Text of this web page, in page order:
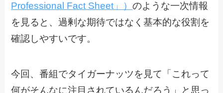
Professional Fact Sheet」）のような一次情報
を見ると、過剰な期待ではなく基本的な役割を
確認しやすいです。
今回、番組でタイガーナッツを見て「これって
何がそんなに注目されているんだろう」と思っ